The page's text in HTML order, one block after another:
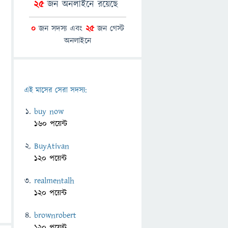
25জন অনলাইনে রয়েছে
0 জন সদস্য এবং 25জন গেস্ট
অনলাইনে
এই মাসের সেরা সদস্য:
buy now
160 পয়েন্ট
BuyAtivan
120 পয়েন্ট
realmentalh
120 পয়েন্ট
brownrobert